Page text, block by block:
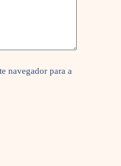
navegador para a